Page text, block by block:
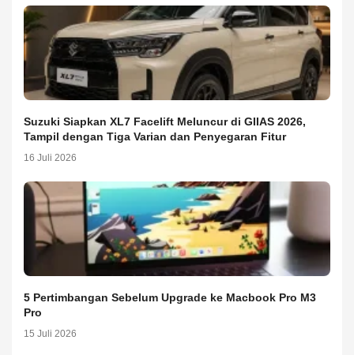
Suzuki Siapkan XL7 Facelift Meluncur di GIIAS 2026,
Tampil dengan Tiga Varian dan Penyegaran Fitur
16 Juli 2026
5 Pertimbangan Sebelum Upgrade ke Macbook Pro M3
Pro
15 Juli 2026